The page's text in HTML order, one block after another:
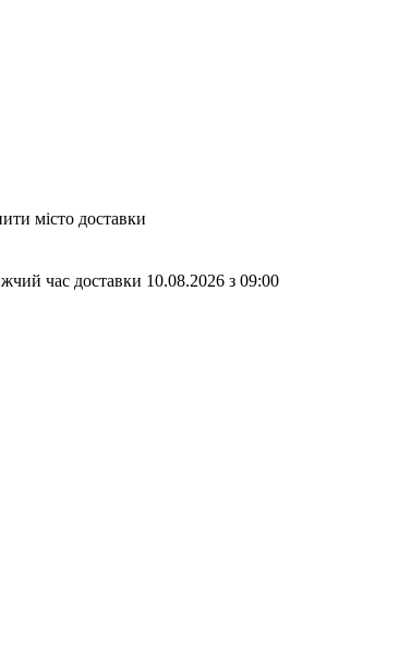
місто доставки
час доставки 10.08.2026 з 09:00